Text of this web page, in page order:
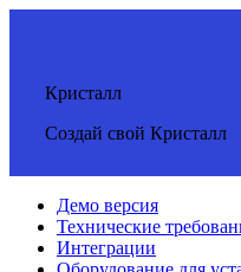
Кристалл
Создай свой Кристалл
Демо версия
Технические
Интеграции